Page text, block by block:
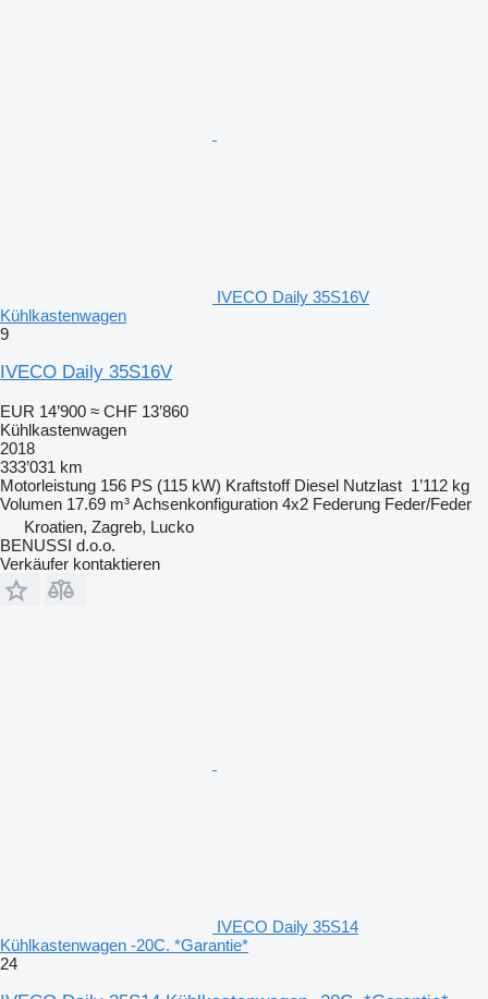
IVECO Daily 35S16V
Kühlkastenwagen
9
IVECO Daily 35S16V
EUR 14’900 ≈ CHF 13’860
Kühlkastenwagen
2018
333’031 km
Motorleistung 156 PS (115 kW) Kraftstoff Diesel Nutzlast 1’112 kg
Volumen 17.69 m³Achsenkonfiguration 4x2 Federung Feder/Feder
Kroatien, Zagreb, Lucko
BENUSSI d.o.o.
Verkäufer kontaktieren
IVECO Daily 35S14
Kühlkastenwagen -20C. *Garantie*
24